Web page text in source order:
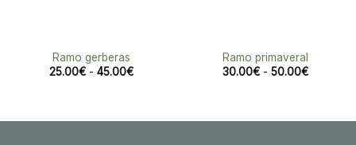
Ramo gerberas
25.00€ - 45.00€Rango
hasta
Ramo primaveral
30.00€ - 50.00€Rango
hasta